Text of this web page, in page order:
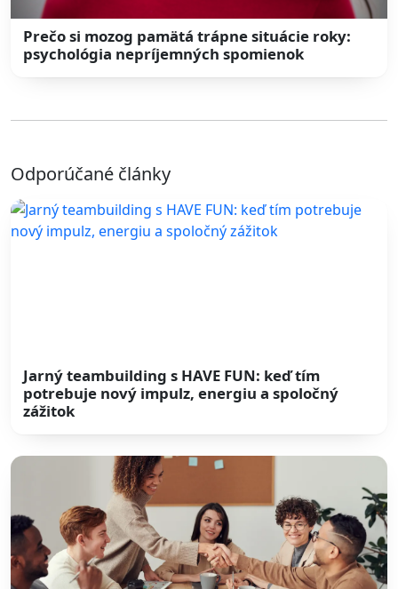
Prečo si mozog pamätá trápne situácie roky:
psychológia nepríjemných spomienok
Odporúčané články
Jarný teambuilding s HAVE FUN: keď tím
potrebuje nový impulz, energiu a spoločný
zážitok